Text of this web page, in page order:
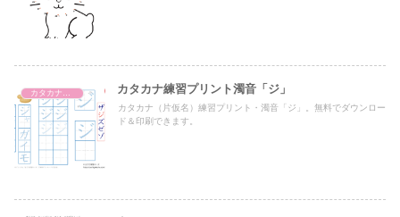
カタカナ濁音・半濁音・拗音・促音（一文字ずつ） カタカナ練習プリント濁音「ジ」
カタカナ（片仮名）練習プリント・濁音「ジ」。無料でダウンロー
ド＆印刷できます。